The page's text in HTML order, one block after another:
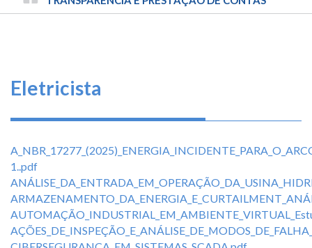
TRILHA
CONSELHO
FEDERAL
Eletricista
1..pdf